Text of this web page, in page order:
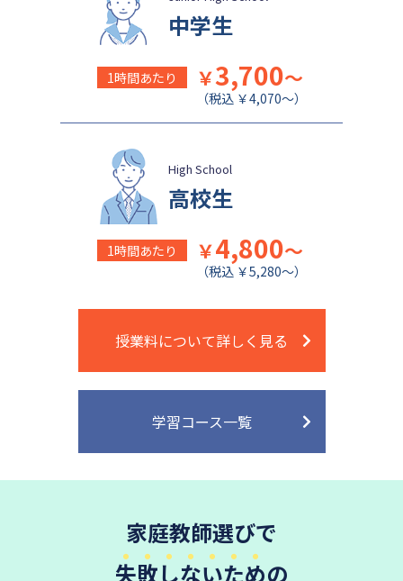
日本女子大学附属中学校 公文国際学園中等部
中学生
1時間あたり ￥3,700～
（税込 ￥4,070～）
High School
高校生
1時間あたり ￥4,800～
（税込 ￥5,280～）
授業料について詳しく見る
学習コース一覧
家庭教師選びで
失敗しないための